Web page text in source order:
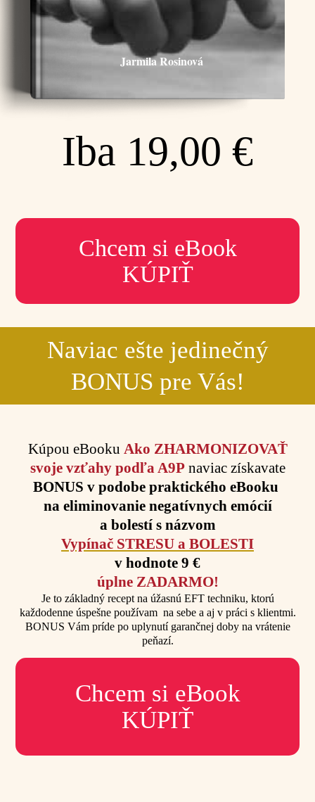
Jarmila Rosinová
Iba 19,00 €
Chcem si eBook
KÚPIŤ
Naviac ešte jedinečný
BONUS pre Vás!
Kúpou eBooku Ako ZHARMONIZOVAŤ
svoje vzťahy podľa A9P naviac získavate
BONUS v podobe praktického eBooku
na eliminovanie negatívnych emócií
a bolestí s názvom
Vypínač STRESU a BOLESTI
v hodnote 9 €
úplne ZADARMO!
Je to základný recept na úžasnú EFT techniku, ktorú
každodenne úspešne používam na sebe a aj v práci s klientmi.
BONUS Vám príde po uplynutí garančnej doby na vrátenie
peňazí.
Chcem si eBook
KÚPIŤ